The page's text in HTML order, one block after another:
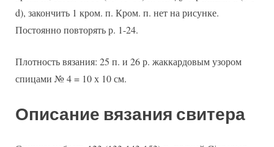
d), закончить 1 кром. п. Кром. п. нет на рисунке.
Постоянно повторять р. 1-24.
Плотность вязания: 25 п. и 26 р. жаккардовым узором
спицами № 4 = 10 х 10 см.
Описание вязания свитера